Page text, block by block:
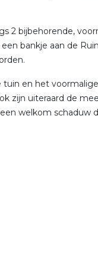
2 bijbehorende,
bankje aan de
en het
zijn uiteraard de
welkom schaduw